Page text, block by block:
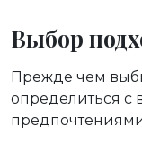
Выбор
Прежде чем
определиться